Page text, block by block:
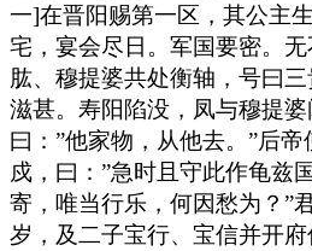
一]在晋阳赐第一区，其公主
宅，宴会尽日。军国要密。
肱、穆提婆共处衡轴，号曰
滋甚。寿阳陷没，凤与穆提婆
曰：”他家物，从他去。”后
戍，曰：”急时且守此作龟兹
寄，唯当行乐，何因愁为？”
岁，及二子宝行、宝信并开府